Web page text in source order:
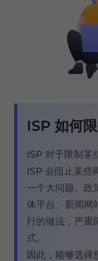
ISP 如何
ISP 对于限制某
ISP 会阻止某些
一个大问题。政
体平台、新闻网
行的做法，严重
式。
因此，能够选择